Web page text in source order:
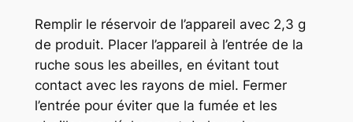
Remplir le réservoir de l’appareil avec 2,3 g
de produit. Placer l’appareil à l’entrée de la
ruche sous les abeilles, en évitant tout
contact avec les rayons de miel. Fermer
l’entrée pour éviter que la fumée et les